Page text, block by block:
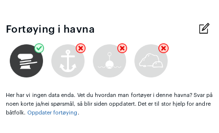
Fortøying i havna
Her har vi ingen data enda. Vet du hvordan man fortøyer i denne havna? Svar på
noen korte ja/nei spørsmål, så blir siden oppdatert. Det er til stor hjelp for andre
båtfolk. Oppdater fortøying .